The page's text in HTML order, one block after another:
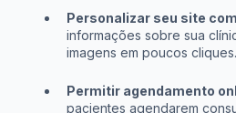
Personalizar seu site
informações sobre sua
imagens em poucos cliques.
Permitir agendamento
pacientes agendarem